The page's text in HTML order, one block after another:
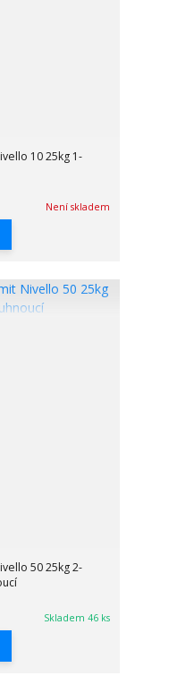
10 25kg 1-
Není skladem
50 25kg 2-
Skladem 46 ks